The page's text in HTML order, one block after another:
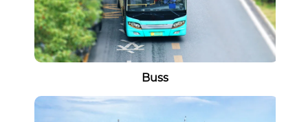
Buss